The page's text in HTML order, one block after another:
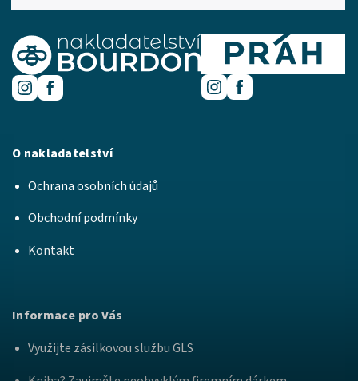
O nakladatelství
Ochrana osobních údajů
Obchodní podmínky
Kontakt
Informace pro Vás
Využijte zásilkovou službu GLS